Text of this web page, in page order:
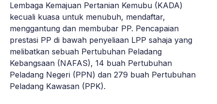
Lembaga Kemajuan Pertanian Kemubu (KADA)
kecuali kuasa untuk menubuh, mendaftar,
menggantung dan membubar PP. Pencapaian
prestasi PP di bawah penyeliaan LPP sahaja yang
melibatkan sebuah Pertubuhan Peladang
Kebangsaan (NAFAS), 14 buah Pertubuhan
Peladang Negeri (PPN) dan 279 buah Pertubuhan
Peladang Kawasan (PPK).